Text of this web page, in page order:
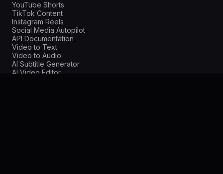
YouTube Shorts
TikTok Content
Instagram Reels
Social Media Autopilot
API Documentation
Video to Text
Video to Audio
AI Subtitle Generator
AI Video Editor